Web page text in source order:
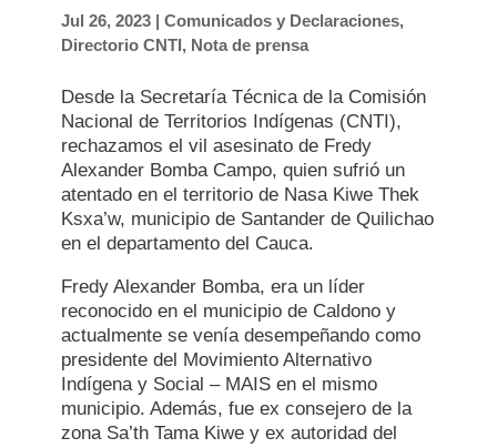
Jul 26, 2023| Comunicados y Declaraciones,
Directorio CNTI, Nota de prensa
Desde la Secretaría Técnica de la Comisión
Nacional de Territorios Indígenas (CNTI),
rechazamos el vil asesinato de Fredy
Alexander Bomba Campo, quien sufrió un
atentado en el territorio de Nasa Kiwe Thek
Ksxa’w, municipio de Santander de Quilichao
en el departamento del Cauca.
Fredy Alexander Bomba, era un líder
reconocido en el municipio de Caldono y
actualmente se venía desempeñando como
presidente del Movimiento Alternativo
Indígena y Social – MAIS en el mismo
municipio. Además, fue ex consejero de la
zona Sa’th Tama Kiwe y ex autoridad del